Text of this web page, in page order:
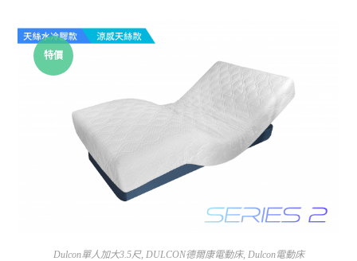
特價
Dulcon單人加大3.5尺, DULCON德爾康電動床, Dulcon電動床